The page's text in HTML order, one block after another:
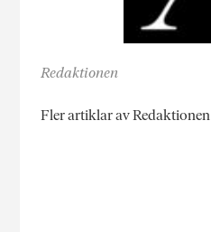
Redaktionen
Fler artiklar av Redaktionen